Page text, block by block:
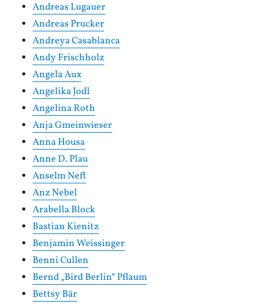
Andreas Lugauer
Andreas Prucker
Andreya Casablanca
Andy Frischholz
Angela Aux
Angelika Jodl
Angelina Roth
Anja Gmeinwieser
Anna Housa
Anne D. Plau
Anselm Neft
Anz Nebel
Arabella Block
Bastian Kienitz
Benjamin Weissinger
Benni Cullen
Bernd „Bird Berlin“ Pflaum
Bettsy Bär